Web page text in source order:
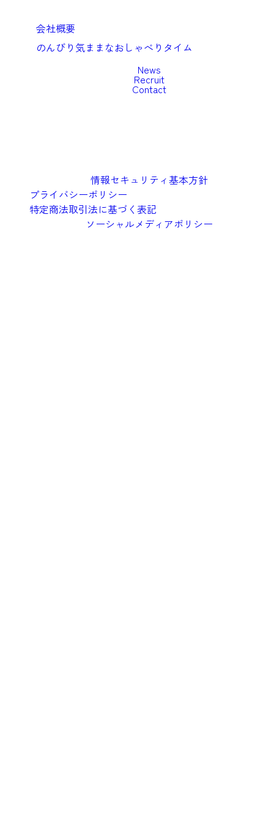
会社概要
のんびり気ままなおしゃべりタイム
News
Recruit
Contact
情報セキュリティ基本方針
プライバシーポリシー
特定商法取引法に基づく表記
ソーシャルメディアポリシー